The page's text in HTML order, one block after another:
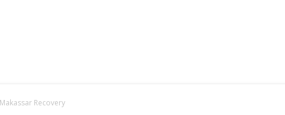
Recovery